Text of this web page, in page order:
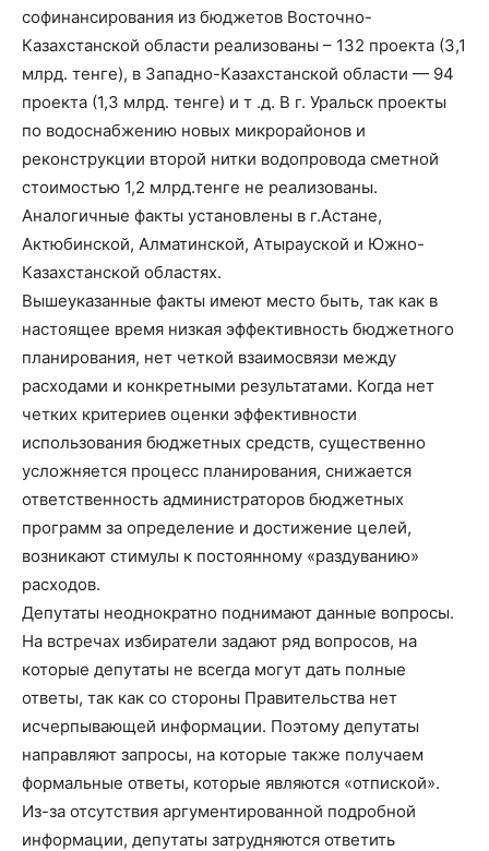
софинансирования из бюджетов Восточно-
Казахстанской области реализованы – 132 проекта (3,1
млрд. тенге), в Западно-Казахстанской области — 94
проекта (1,3 млрд. тенге) и т .д. В г. Уральск проекты
по водоснабжению новых микрорайонов и
реконструкции второй нитки водопровода сметной
стоимостью 1,2 млрд.тенге не реализованы.
Аналогичные факты установлены в г.Астане,
Актюбинской, Алматинской, Атырауской и Южно-
Казахстанской областях.
Вышеуказанные факты имеют место быть, так как в
настоящее время низкая эффективность бюджетного
планирования, нет четкой взаимосвязи между
расходами и конкретными результатами. Когда нет
четких критериев оценки эффективности
использования бюджетных средств, существенно
усложняется процесс планирования, снижается
ответственность администраторов бюджетных
программ за определение и достижение целей,
возникают стимулы к постоянному «раздуванию»
расходов.
Депутаты неоднократно поднимают данные вопросы.
На встречах избиратели задают ряд вопросов, на
которые депутаты не всегда могут дать полные
ответы, так как со стороны Правительства нет
исчерпывающей информации. Поэтому депутаты
направляют запросы, на которые также получаем
формальные ответы, которые являются «отпиской».
Из-за отсутствия аргументированной подробной
информации, депутаты затрудняются ответить